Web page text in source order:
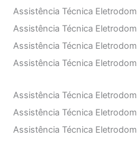
Assistência Técnica
Assistência Técnica
Assistência Técnica
Assistência Técnica
Assistência Técnica
Assistência Técnica
Assistência Técnica